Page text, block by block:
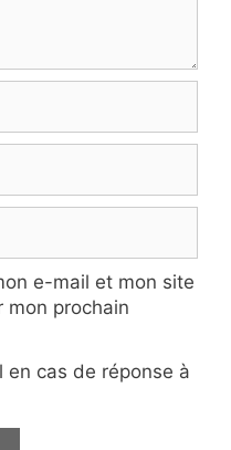
e-mail et mon site
mon prochain
cas de réponse à